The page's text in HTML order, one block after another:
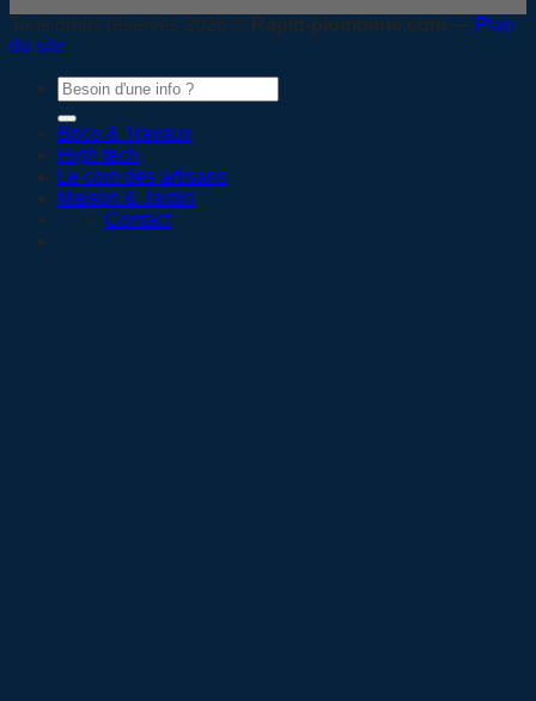
Tous droits réservés 2026 © Rapid-plomberie.com — Plan
du site
Brico & Travaux
High tech
Le coin des artisans
Maison & Jardin
Contact